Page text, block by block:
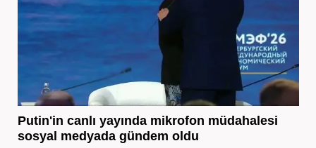
Putin'in canlı yayında mikrofon müdahalesi
sosyal medyada gündem oldu